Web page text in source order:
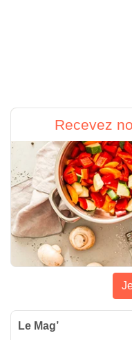
Recevez
Le Mag’